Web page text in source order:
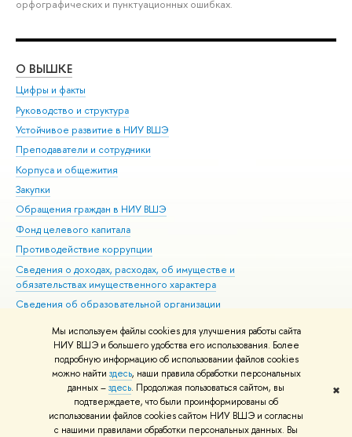
Мы используем файлы cookies для улучшения работы сайта
НИУ ВШЭ и большего удобства его использования. Более
подробную информацию об использовании файлов cookies
можно найти здесь, наши правила обработки персональных
данных –здесь. Продолжая пользоваться сайтом, вы
подтверждаете, что были проинформированы об
использовании файлов cookies сайтом НИУ ВШЭ и согласны
с нашими правилами обработки персональных данных. Вы
✖
орфографических и пунктуационных ошибках.
О ВЫШКЕ
Цифры и факты
Руководство и структура
Устойчивое развитие в НИУ ВШЭ
Преподаватели и сотрудники
Корпуса и общежития
Закупки
Обращения граждан в НИУ ВШЭ
Фонд целевого капитала
Противодействие коррупции
Сведения о доходах, расходах, об имуществе и
обязательствах имущественного характера
Сведения об образовательной организации
Людям с ограниченными возможностями здоровья
Единая платежная страница
Работа в Вышке
© НИУ ВШЭ 1993–2026 Адреса и контакты Условия использования
материалов Политика конфиденциальности Карта сайта